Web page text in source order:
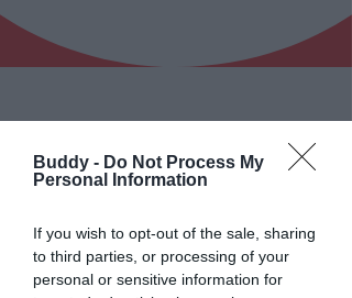
Buddy - Do Not Process My
Personal Information
If you wish to opt-out of the sale, sharing
to third parties, or processing of your
personal or sensitive information for
1
quicoûtent cher